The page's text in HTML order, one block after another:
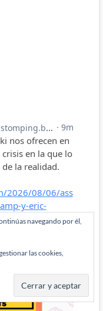
navegando por él,
las cookies,